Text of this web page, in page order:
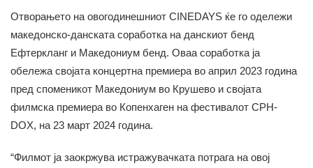
Отворањето на овогодинешниот CINEDAYS ќе го одележи
македонскo-данската соработка на данскиот бенд
Ефтеркланг и Македониум бенд. Оваа соработка ја
обележа својата концертна премиера во април 2023 година
пред споменикот Македониум во Крушево и својата
филмска премиера во Копенхаген на фестивалот CPH-
DOX, на 23 март 2024 година.
“Филмот ја заокржува истражувачката потрага на овој